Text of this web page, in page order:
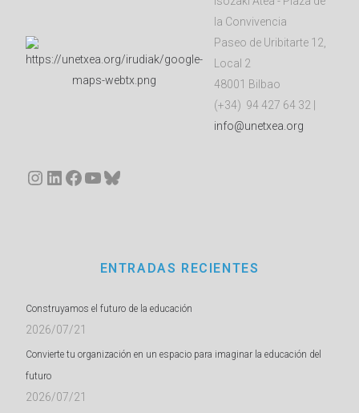
la Convivencia
Paseo de Uribitarte 12,
Local 2
48001 Bilbao
(+34) 94 427 64 32 |
info@unetxea.org
Instagram
LinkedIn
Facebook
YouTube
Bluesky
ENTRADAS RECIENTES
Construyamos el futuro de la educación
2026/07/21
Convierte tu organización en un espacio para imaginar la educación del
futuro
2026/07/21